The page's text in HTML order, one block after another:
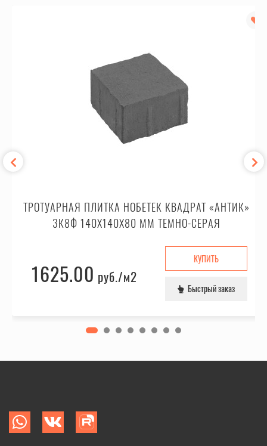
ТРОТУАРНАЯ ПЛИТКА НОБЕТЕК КВАДРАТ «АНТИК»
3К8Ф 140X140X80 ММ ТЕМНО-СЕРАЯ
1625.00 руб./м2
КУПИТЬ
Быстрый заказ